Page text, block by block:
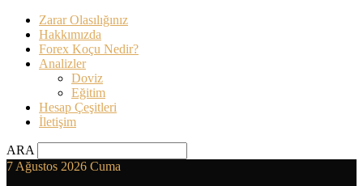
Zarar Olasılığınız
Hakkımızda
Forex Koçu Nedir?
Analizler
Doviz
Eğitim
Hesap Çeşitleri
İletişim
ARA
7 Ağustos 2026 Cuma